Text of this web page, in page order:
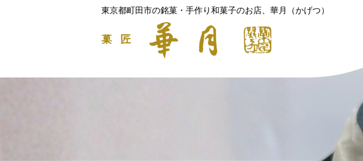
東京都町田市の銘菓・手作り和菓子のお店、華月（かげつ）